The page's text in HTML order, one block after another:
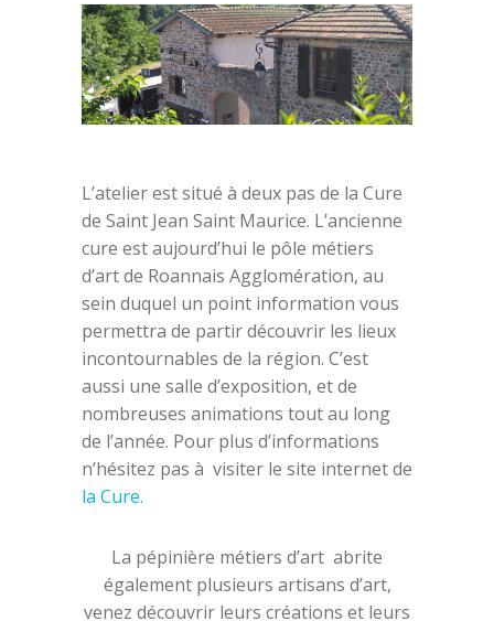
L’atelier est situé à deux pas de la Cure
de Saint Jean Saint Maurice. L’ancienne
cure est aujourd’hui le pôle métiers
d’art de Roannais Agglomération, au
sein duquel un point information vous
permettra de partir découvrir les lieux
incontournables de la région. C’est
aussi une salle d’exposition, et de
nombreuses animations tout au long
de l’année. Pour plus d’informations
n’hésitez pas à visiter le site internet de
la Cure.
La pépinière métiers d’art abrite
également plusieurs artisans d’art,
venez découvrir leurs créations et leurs